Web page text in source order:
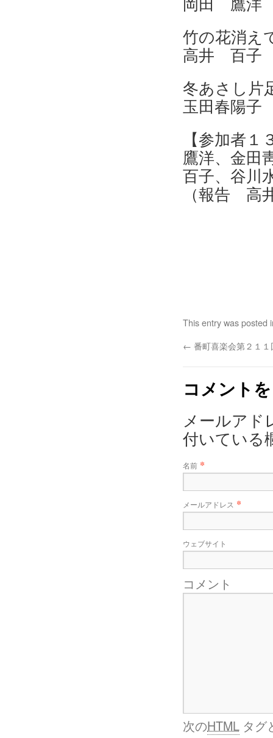
竹の
高井 百子
冬あ
玉田春陽子
【参加者
鷹洋、金田
百子、谷川
（報告 高
This entry was posted
← 番町喜楽会第２１
コメント
メールアド
付いている
名前 *
メールアドレス *
ウェブサイト
コメント
次のHTML タグ